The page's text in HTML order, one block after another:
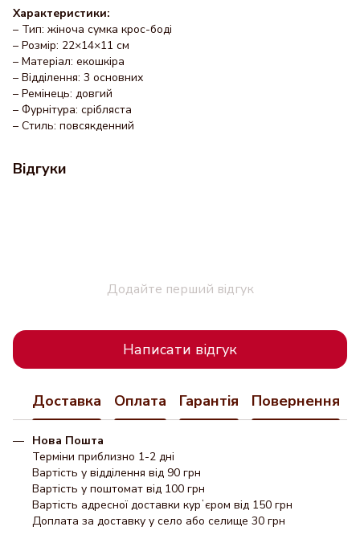
Характеристики:
– Тип: жіноча сумка крос-боді
– Розмір: 22×14×11 см
– Матеріал: екошкіра
– Відділення: 3 основних
– Ремінець: довгий
– Фурнітура: срібляста
– Стиль: повсякденний
Відгуки
Додайте перший відгук
Написати відгук
Доставка Оплата Гарантія Повернення
Нова Пошта
Терміни приблизно 1-2 дні
Вартість у відділення від 90 грн
Вартість у поштомат від 100 грн
Вартість адресної доставки курʼєром від 150 грн
Доплата за доставку у село або селище 30 грн